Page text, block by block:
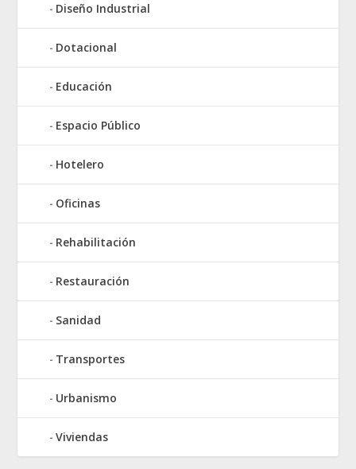
Diseño Industrial
Dotacional
Educación
Espacio Público
Hotelero
Oficinas
Rehabilitación
Restauración
Sanidad
Transportes
Urbanismo
Viviendas